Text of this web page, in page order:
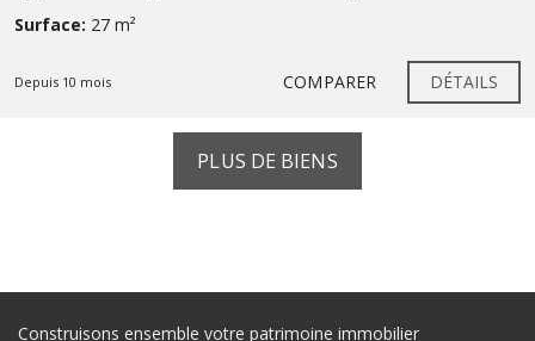
Surface: 27 m²
Depuis 10 mois COMPARER DÉTAILS
PLUS DE BIENS
Construisons ensemble votre patrimoine immobilier